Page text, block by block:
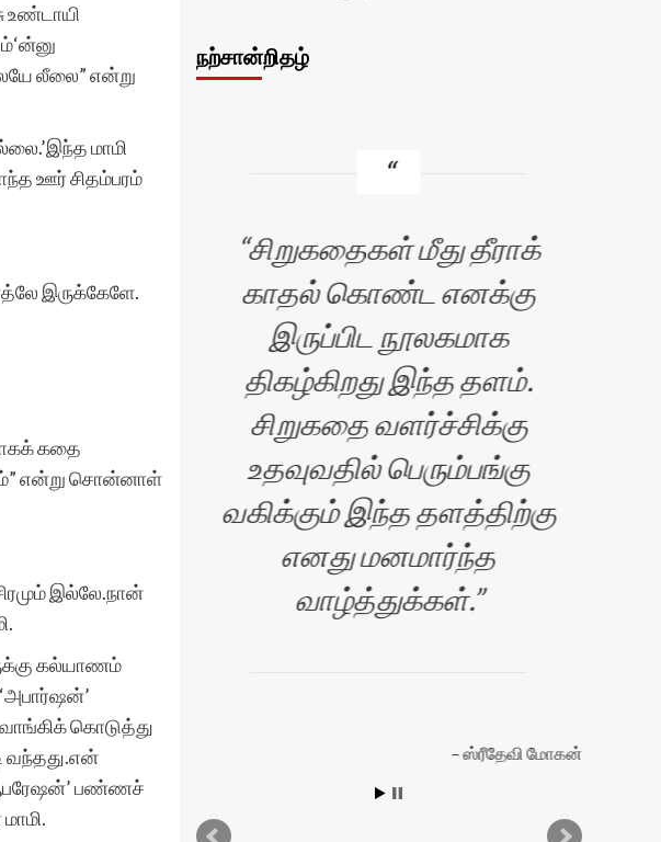
உண்டாயி
லீலை” என்று
மாமி
ஊர் சிதம்பரம்
இருக்கேளே.
கதை
என்று சொன்னாள்
இல்லே.நான்
கல்யாணம்
கொடுத்து
வந்தது.என்
பண்ணச்
நற்சான்றிதழ்
தவிர
சில
வர என்
போல்
சில
சிறுகதைகள் மீது தீராக்
காதல் கொண்ட எனக்கு
இருப்பிட நூலகமாக
திகழ்கிறது இந்த தளம்.
சிறுகதை வளர்ச்சிக்கு
உதவுவதில் பெரும்பங்கு
வகிக்கும் இந்த தளத்திற்கு
எனது மனமார்ந்த
வாழ்த்துக்கள்.
ஸ்ரீதேவி மோகன்